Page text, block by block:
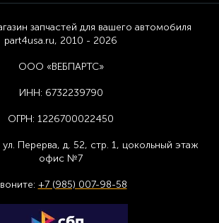
запчастей для вашего автомобиля
part4usa.ru, 2010 - 2026
ООО «ВЕБПАРТС»
ИНН: 6732239790
ОГРН: 1226700022450
ул. Перерва, д. 52, стр. 1, цокольный этаж
офис №7
+7 (985) 007-98-58